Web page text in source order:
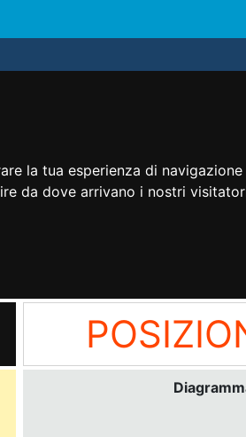
la tua esperienza di
da dove arrivano i nostri